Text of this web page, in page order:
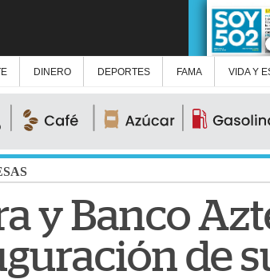
DINERO DEPORTES FAMA VIDA Y
y Banco
de